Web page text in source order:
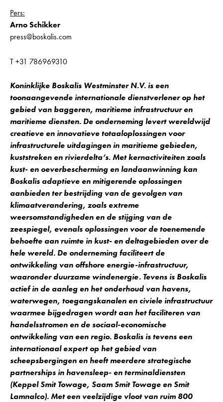
Pers:
Arno Schikker
press@boskalis.com
T +31 786969310
Koninklijke Boskalis Westminster N.V. is een
toonaangevende internationale dienstverlener op het
gebied van baggeren, maritieme infrastructuur en
maritieme diensten. De onderneming levert wereldwijd
creatieve en innovatieve totaaloplossingen voor
infrastructurele uitdagingen in maritieme gebieden,
kuststreken en rivierdelta’s. Met kernactiviteiten zoals
kust- en oeverbescherming en landaanwinning kan
Boskalis adaptieve en mitigerende oplossingen
aanbieden ter bestrijding van de gevolgen van
klimaatverandering, zoals extreme
weersomstandigheden en de stijging van de
zeespiegel, evenals oplossingen voor de toenemende
behoefte aan ruimte in kust- en deltagebieden over de
hele wereld. De onderneming faciliteert de
ontwikkeling van offshore energie-infrastructuur,
waaronder duurzame windenergie. Tevens is Boskalis
actief in de aanleg en het onderhoud van havens,
waterwegen, toegangskanalen en civiele infrastructuur
waarmee bijgedragen wordt aan het faciliteren van
handelsstromen en de sociaal-economische
ontwikkeling van een regio. Boskalis is tevens een
internationaal expert op het gebied van
scheepsbergingen en heeft meerdere strategische
partnerships in havensleep- en terminaldiensten
(Keppel Smit Towage, Saam Smit Towage en Smit
Lamnalco). Met een veelzijdige vloot van ruim 800